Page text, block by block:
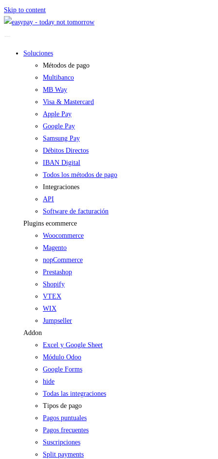
Skip to content
Soluciones
Métodos de pago
Multibanco
MB Way
Visa & Mastercard
Apple Pay
Google Pay
Samsung Pay
Débitos Directos
IBAN Digital
Todos los métodos de pago
Integraciones
API
Software de facturación
Plugins ecommerce
Woocommerce
Magento
nopCommerce
Prestashop
Shopify
VTEX
WIX
Jumpseller
Addon
Excel y Google Sheet
Módulo Odoo
Google Forms
hide
Todas las integraciones
Tipos de pago
Pagos puntuales
Pagos frecuentes
Suscripciones
Split payments